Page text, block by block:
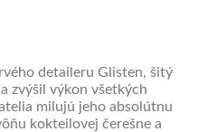
detaileru Glisten, šitý
zvýšil výkon všetkých
milujú jeho absolútnu
kokteilovej čerešne a